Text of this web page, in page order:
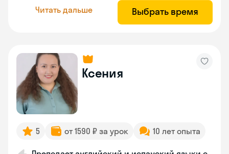
Читать дальше Выбрать время
Ксения
5 от 1590 ₽ за урок 10 лет опыта